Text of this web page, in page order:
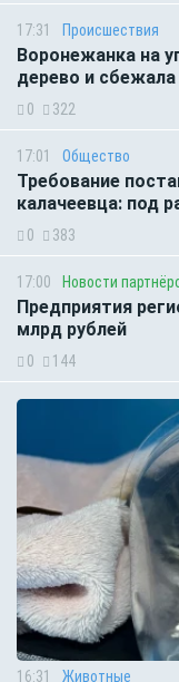
17:31 Происшествия
Воронежанка на
дерево и
0 322
17:01 Общество
Требование
калачеевца: под
0 383
17:00 Новости
Предприятия
млрд рублей
0 144
16:31 Животные